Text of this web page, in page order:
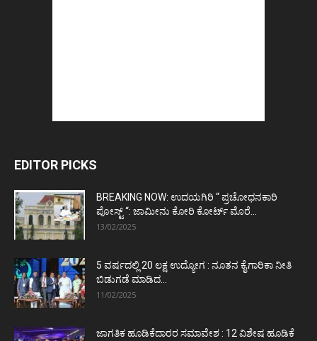
EDITOR PICKS
BREAKING NOW: ಉದಯಗಿರಿ “ ಪ್ರಚೋಧನಕಾರಿ
ಪೋಸ್ಟ್‌ “: ಜಾಮೀನು ಕೋರಿ ಕೋರ್ಟ್‌ ಮೊರೆ...
13/02/2025
5 ವರ್ಷದಲ್ಲಿ 20 ಲಕ್ಷ ಉದ್ಯೋಗ : ನೂತನ ಕೈಗಾರಿಕಾ ನೀತಿ
ಬಿಡುಗಡೆ ಮಾಡಿದ...
11/02/2025
ಜಾಗತಿಕ ಹೂಡಿಕೆದಾರರ ಸಮಾವೇಶ : 12 ವಿಶೇಷ ಹೂಡಿಕೆ